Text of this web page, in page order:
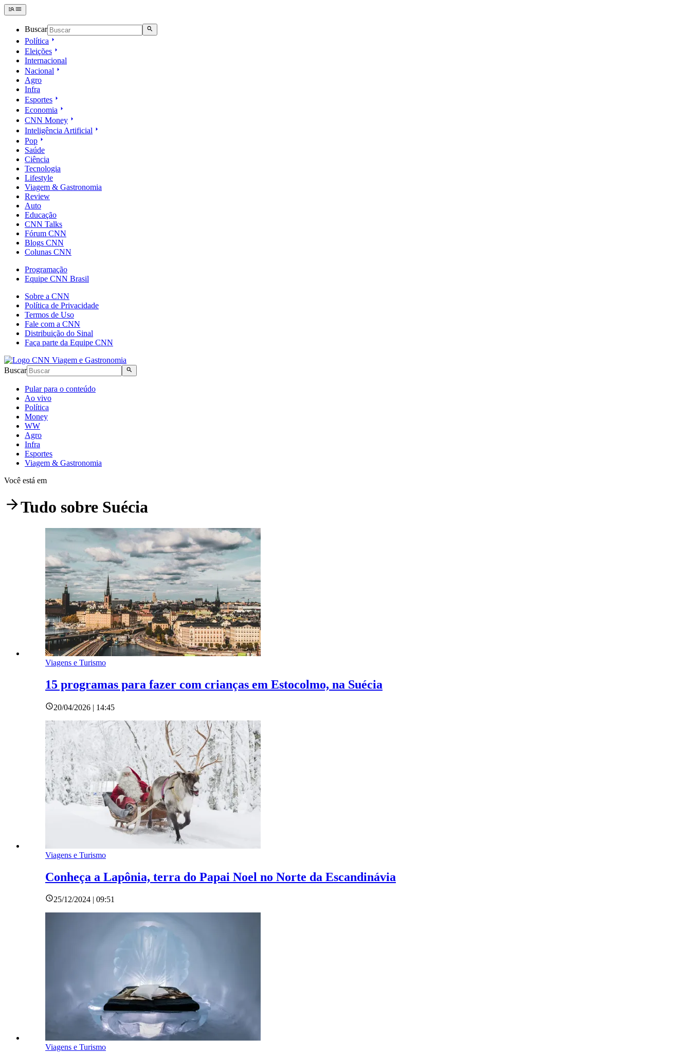
Buscar
Política
Eleições
Internacional
Nacional
Agro
Infra
Esportes
Economia
CNN Money
Inteligência Artificial
Pop
Saúde
Ciência
Tecnologia
Lifestyle
Viagem & Gastronomia
Review
Auto
Educação
CNN Talks
Fórum CNN
Blogs CNN
Colunas CNN
Programação
Equipe CNN Brasil
Sobre a CNN
Política de Privacidade
Termos de Uso
Fale com a CNN
Distribuição do Sinal
Faça parte da Equipe CNN
Buscar
Pular para o conteúdo
Ao vivo
Política
Money
WW
Agro
Infra
Esportes
Viagem & Gastronomia
Você está em
Tudo sobre Suécia
Viagens e Turismo
15 programas para fazer com crianças em Estocolmo, na Suécia
20/04/2026 | 14:45
Viagens e Turismo
Conheça a Lapônia, terra do Papai Noel no Norte da Escandinávia
25/12/2024 | 09:51
Viagens e Turismo